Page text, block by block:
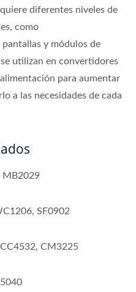
diferentes niveles de
como
y módulos de
utilizan en convertidores
para aumentar
a las necesidades de cada
MB2029
SF0902
CM3225